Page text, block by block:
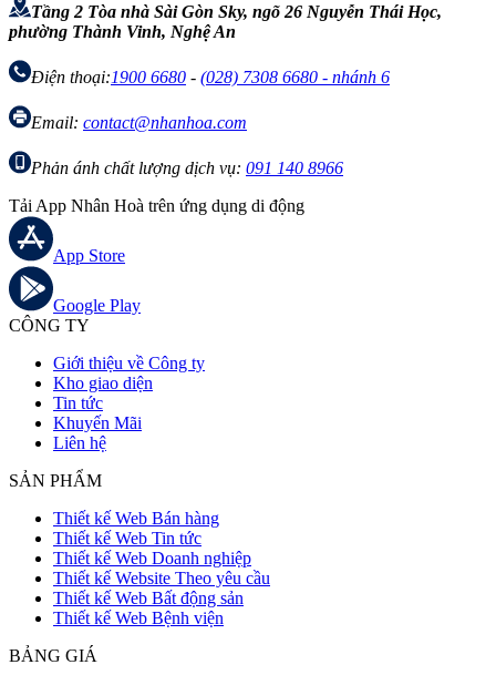
Tầng 2 Tòa nhà Sài Gòn Sky, ngõ 26 Nguyễn Thái Học,
phường Thành Vinh, Nghệ An
Điện thoại:1900 6680 - (028) 7308 6680 - nhánh 6
Email: contact@nhanhoa.com
Phản ánh chất lượng dịch vụ: 091 140 8966
Tải App Nhân Hoà trên ứng dụng di động
App Store
Google Play
CÔNG TY
Giới thiệu về Công ty
Kho giao diện
Tin tức
Khuyến Mãi
Liên hệ
SẢN PHẨM
Thiết kế Web Bán hàng
Thiết kế Web Tin tức
Thiết kế Web Doanh nghiệp
Thiết kế Website Theo yêu cầu
Thiết kế Web Bất động sản
Thiết kế Web Bệnh viện
BẢNG GIÁ